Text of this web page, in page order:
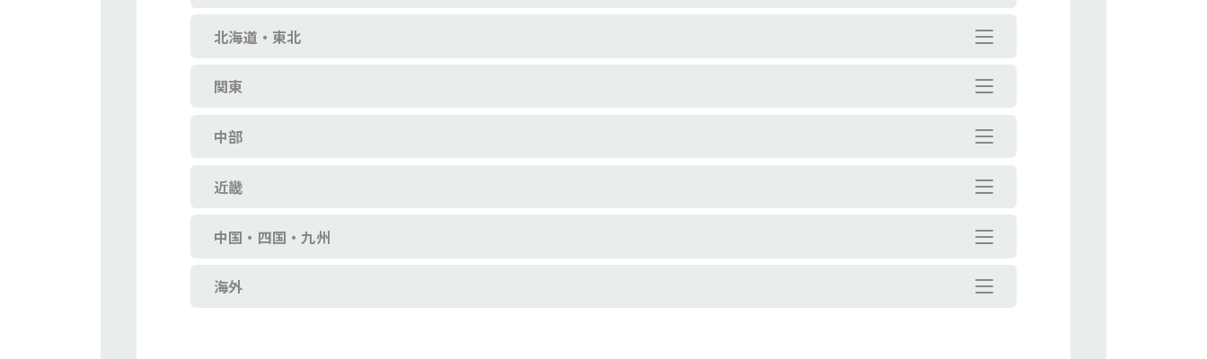
北海道・東北
関東
中部
近畿
中国・四国・九州
海外